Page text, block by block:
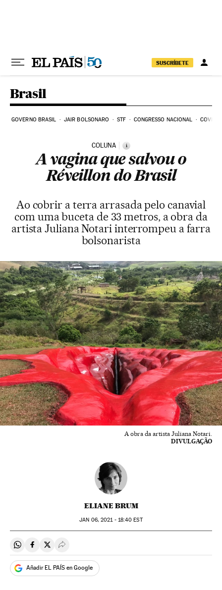
SUSCRÍBETE
Brasil
GOVERNO BRASIL JAIR BOLSONARO STF CONGRESSO NACIONAL COVID-
COLUNA i
A vagina que salvou o
Réveillon do Brasil
Ao cobrir a terra arrasada pelo canavial
com uma buceta de 33 metros, a obra da
artista Juliana Notari interrompeu a farra
bolsonarista
A obra da artista Juliana Notari.
DIVULGAÇÃO
ELIANE BRUM
JAN 06, 2021 - 18:40 EST
Compartir en Whatsapp
Compartir en Facebook
Compartir en Twitter
Desplegar Redes Sociales
Añadir EL PAÍS en Google